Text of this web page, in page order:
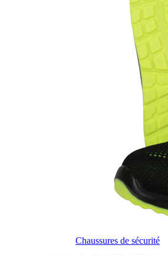
Chaussures de sécurité